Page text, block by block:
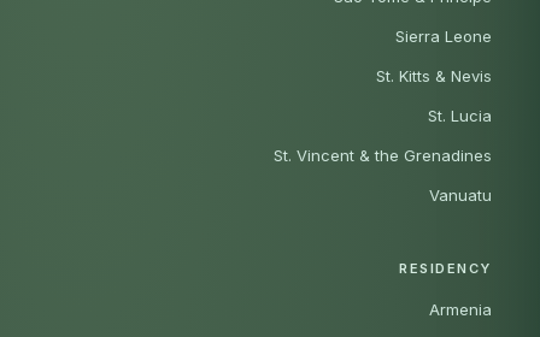
Sierra Leone
St. Kitts & Nevis
St. Lucia
St. Vincent & the Grenadines
Vanuatu
RESIDENCY
Armenia